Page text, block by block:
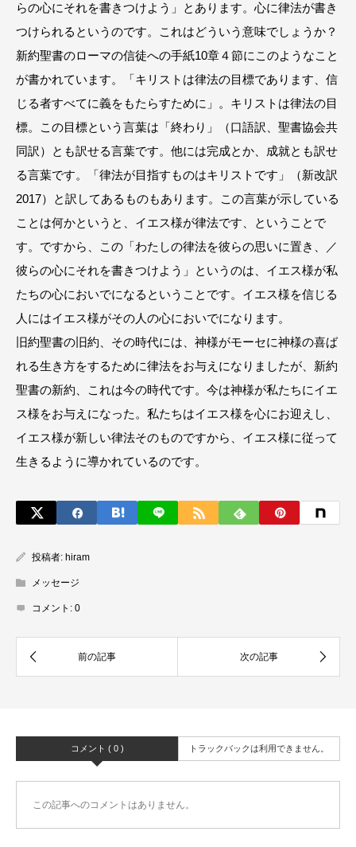
らの心にそれを書きつけよう」とあります。心に律法が書き
つけられるというのです。これはどういう意味でしょうか？
新約聖書のローマの信徒への手紙10章４節にこのようなこと
が書かれています。「キリストは律法の目標であります、信
じる者すべてに義をもたらすために」。キリストは律法の目
標。この目標という言葉は「終わり」（口語訳、聖書協会共
同訳）とも訳せる言葉です。他には完成とか、成就とも訳せ
る言葉です。「律法が目指すものはキリストです」（新改訳
2017）と訳してあるものもあります。この言葉が示している
ことは何かというと、イエス様が律法です、ということで
す。ですから、この「わたしの律法を彼らの思いに置き、／
彼らの心にそれを書きつけよう」というのは、イエス様が私
たちの心においでになるということです。イエス様を信じる
人にはイエス様がその人の心においでになります。
旧約聖書の旧約、その時代には、神様がモーセに神様の喜ば
れる生き方をするために律法をお与えになりましたが、新約
聖書の新約、これは今の時代です。今は神様が私たちにイエ
ス様をお与えになった。私たちはイエス様を心にお迎えし、
イエス様が新しい律法そのものですから、イエス様に従って
生きるように導かれているのです。
投稿者: hiram
メッセージ
コメント: 0
コメント ( 0 ) トラックバックは利用できません。
この記事へのコメントはありません。